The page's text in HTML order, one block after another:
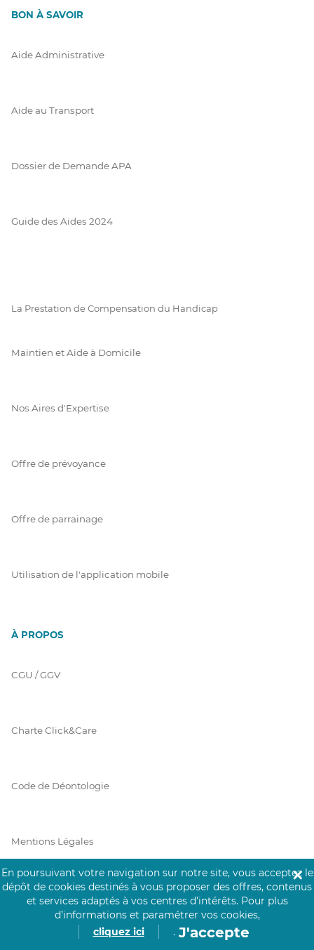
BON À SAVOIR
Aide Administrative
Aide au Transport
Dossier de Demande APA
Guide des Aides 2024
La Prestation de Compensation du Handicap
Maintien et Aide à Domicile
Nos Aires d'Expertise
Offre de prévoyance
Offre de parrainage
Utilisation de l'application mobile
À PROPOS
CGU / GGV
Charte Click&Care
Code de Déontologie
Mentions Légales
Prérequis Click&Care
En poursuivant votre navigation sur notre site, vous acceptez le
dépôt de cookies destinés à vous proposer des offres, contenus
et services adaptés à vos centres d’intérêts. Pour plus
d’informations et paramétrer vos cookies,
cliquez ici
. J'accepte
✕